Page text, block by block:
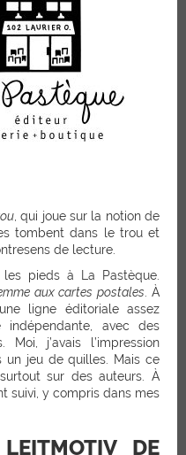
, qui joue sur la notion de
tombent dans le trou et
de lecture.
pieds à La Pastèque.
aux cartes postales . À
ligne éditoriale assez
indépendante, avec des
j’avais l’impression
un jeu de quilles. Mais ce
sur des auteurs. À
suivi, y compris dans mes
DE